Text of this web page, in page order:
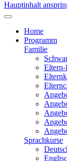
Hauptinhalt
Home
Programm
Familie
Sprachkurse